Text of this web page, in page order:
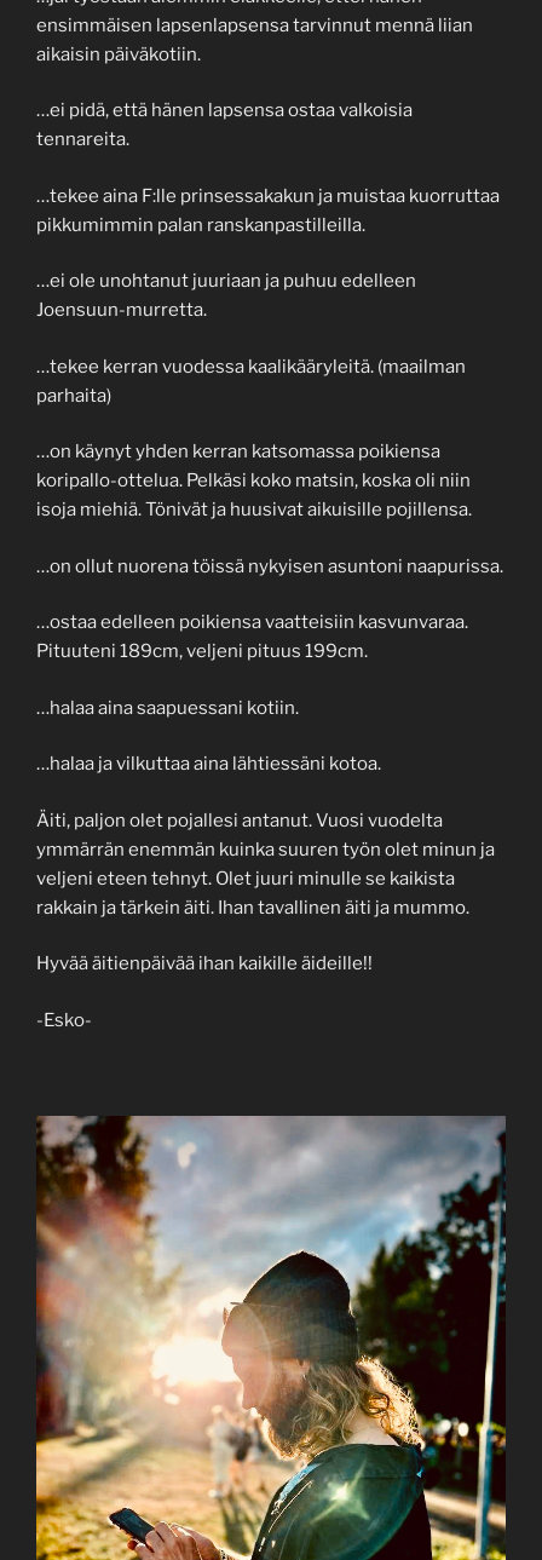
ensimmäisen lapsenlapsensa tarvinnut mennä liian
aikaisin päiväkotiin.
…ei pidä, että hänen lapsensa ostaa valkoisia
tennareita.
…tekee aina F:lle prinsessakakun ja muistaa kuorruttaa
pikkumimmin palan ranskanpastilleilla.
…ei ole unohtanut juuriaan ja puhuu edelleen
Joensuun-murretta.
…tekee kerran vuodessa kaalikääryleitä. (maailman
parhaita)
…on käynyt yhden kerran katsomassa poikiensa
koripallo-ottelua. Pelkäsi koko matsin, koska oli niin
isoja miehiä. Tönivät ja huusivat aikuisille pojillensa.
…on ollut nuorena töissä nykyisen asuntoni naapurissa.
…ostaa edelleen poikiensa vaatteisiin kasvunvaraa.
Pituuteni 189cm, veljeni pituus 199cm.
…halaa aina saapuessani kotiin.
…halaa ja vilkuttaa aina lähtiessäni kotoa.
Äiti, paljon olet pojallesi antanut. Vuosi vuodelta
ymmärrän enemmän kuinka suuren työn olet minun ja
veljeni eteen tehnyt. Olet juuri minulle se kaikista
rakkain ja tärkein äiti. Ihan tavallinen äiti ja mummo.
Hyvää äitienpäivää ihan kaikille äideille!!
-Esko-